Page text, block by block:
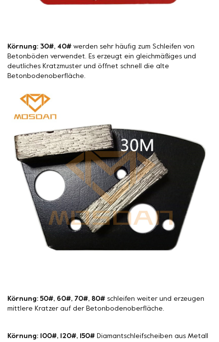
Körnung: 30#, 40# werden sehr häufig zum Schleifen von
Betonböden verwendet. Es erzeugt ein gleichmäßiges und
deutliches Kratzmuster und öffnet schnell die alte
Betonbodenoberfläche.
Körnung: 50#, 60#, 70#, 80# schleifen weiter und erzeugen
mittlere Kratzer auf der Betonbodenoberfläche.
Körnung: 100#, 120#, 150#
Diamantschleifscheiben aus Metall